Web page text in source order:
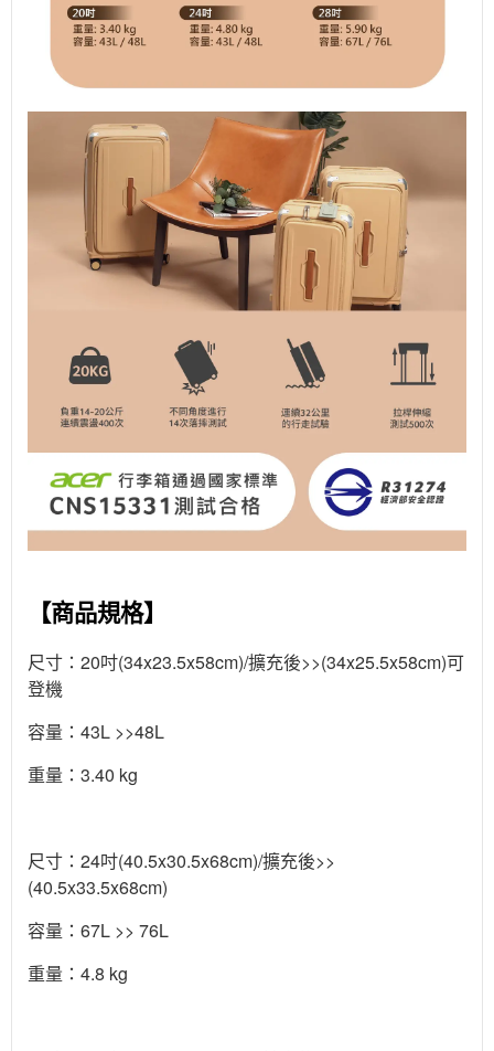
【商品規格】
尺寸：20吋(34x23.5x58cm)/擴充後>>(34x25.5x58cm)可
登機
容量：43L >>48L
重量：3.40 kg
尺寸：24吋(40.5x30.5x68cm)/擴充後>>
(40.5x33.5x68cm)
容量：67L >> 76L
重量：4.8 kg